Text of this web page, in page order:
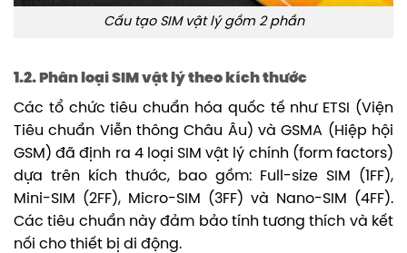
Cấu tạo SIM vật lý gồm 2 phần
1.2. Phân loại SIM vật lý theo kích thước
Các tổ chức tiêu chuẩn hóa quốc tế như ETSI (Viện
Tiêu chuẩn Viễn thông Châu Âu) và GSMA (Hiệp hội
GSM) đã định ra 4 loại SIM vật lý chính (form factors)
dựa trên kích thước, bao gồm: Full-size SIM (1FF),
Mini-SIM (2FF), Micro-SIM (3FF) và Nano-SIM (4FF).
Các tiêu chuẩn này đảm bảo tính tương thích và kết
nối cho thiết bị di động.